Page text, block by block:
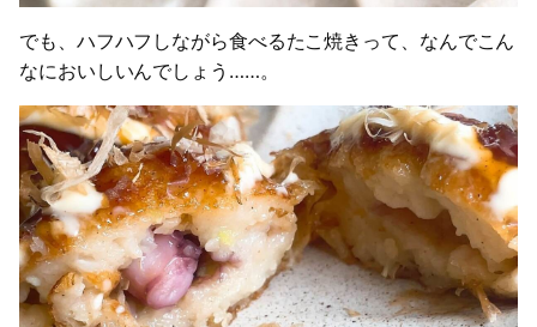
でも、ハフハフしながら食べるたこ焼きって、なんでこん
なにおいしいんでしょう……。